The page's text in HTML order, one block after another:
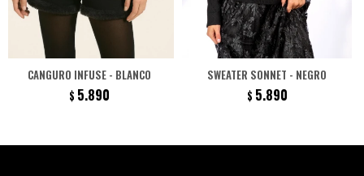
CANGURO INFUSE - BLANCO
$ 5.890
SWEATER SONNET - NEGRO
$ 5.890